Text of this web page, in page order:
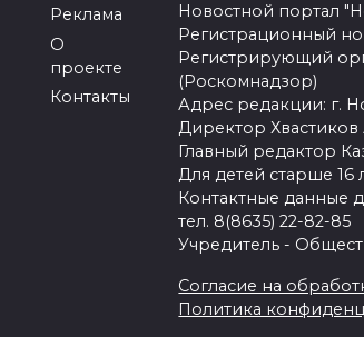
Реклама
О
проекте
Контакты
Новостной портал
Регистрационный
Регистрирующий
(Роскомнадзор)
Адрес редакции: г.
Директор
Главный редактор
Для детей старше 16
Контактные данные
тел. 8(8635) 22-82-85
Учредитель -
Согласие на
Политика